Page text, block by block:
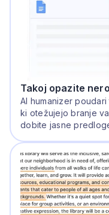
Takoj opazite
AI humanizer
ki otežujejo branje
dobite jasne